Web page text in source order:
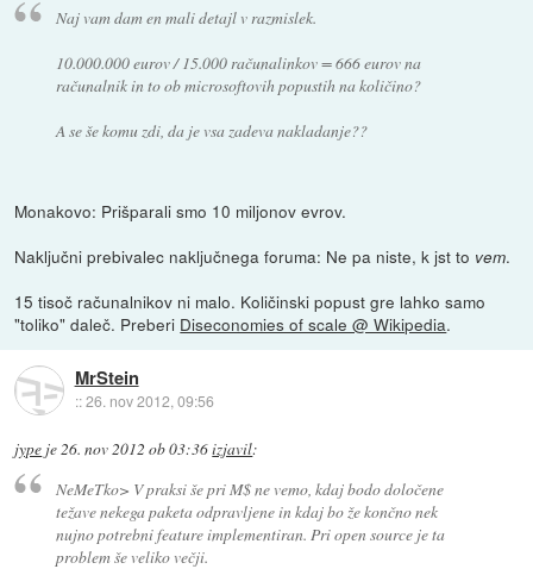
Naj vam dam en mali detajl v razmislek.
10.000.000 eurov / 15.000 računalinkov = 666 eurov na
računalnik in to ob microsoftovih popustih na količino?
A se še komu zdi, da je vsa zadeva nakladanje??
Monakovo: Prišparali smo 10 miljonov evrov.
Naključni prebivalec naključnega foruma: Ne pa niste, k jst to vem.
15 tisoč računalnikov ni malo. Količinski popust gre lahko samo
"toliko" daleč. Preberi Diseconomies of scale @ Wikipedia.
MrStein
::26. nov 2012, 09:56
jype je26. nov 2012 ob 03:36izjavil:
NeMeTko> V praksi še pri M$ ne vemo, kdaj bodo določene
težave nekega paketa odpravljene in kdaj bo že končno nek
nujno potrebni feature implementiran. Pri open source je ta
problem še veliko večji.